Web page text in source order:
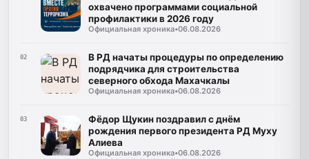
охвачено программами социальной
профилактики в 2026 году
Официальная хроника•06.08.2026
02
В РД начаты процедуры по определению
подрядчика для строительства
северного обхода Махачкалы
Официальная хроника•06.08.2026
03
Фёдор Щукин поздравил с днём
рождения первого президента РД Муху
Алиева
Официальная хроника•06.08.2026